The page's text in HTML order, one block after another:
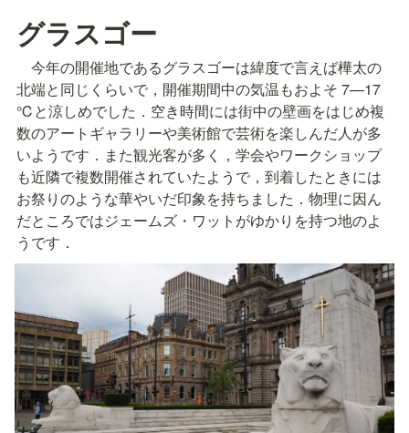
グラスゴー
今年の開催地であるグラスゴーは緯度で言えば樺太の
北端と同じくらいで，開催期間中の気温もおよそ 7—17
℃と涼しめでした．空き時間には街中の壁画をはじめ複
数のアートギャラリーや美術館で芸術を楽しんだ人が多
いようです．また観光客が多く，学会やワークショップ
も近隣で複数開催されていたようで，到着したときには
お祭りのような華やいだ印象を持ちました．物理に因ん
だところではジェームズ・ワットがゆかりを持つ地のよ
うです．